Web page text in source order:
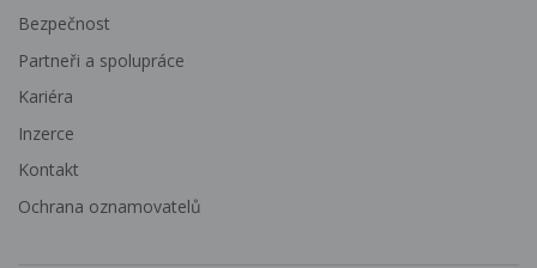
Bezpečnost
Partneři a spolupráce
Kariéra
Inzerce
Kontakt
Ochrana oznamovatelů